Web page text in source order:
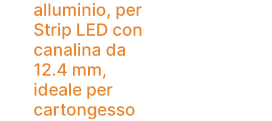
alluminio, per
Strip LED con
canalina da
12.4 mm,
ideale per
cartongesso